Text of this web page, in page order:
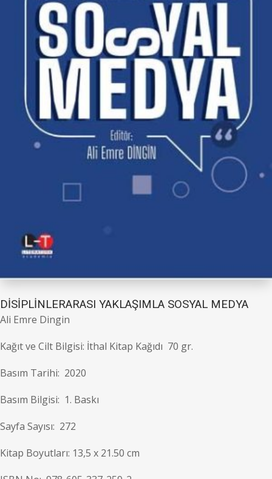
DİSİPLİNLERARASI YAKLAŞIMLA SOSYAL MEDYA
Ali Emre Dingin
Kağıt ve Cilt Bilgisi: İthal Kitap Kağıdı 70 gr.
Basım Tarihi: 2020
Basım Bilgisi: 1. Baskı
Sayfa Sayısı: 272
Kitap Boyutları: 13,5 x 21.50 cm